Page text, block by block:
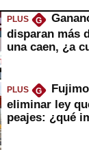
PLUS G
disparan más
una caen, ¿a
PLUS G
eliminar ley
peajes: ¿qué